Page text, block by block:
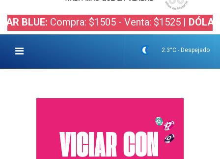
Compra: $1505 - Venta: $1525 |DÓLAR
2.3°C - Despejado